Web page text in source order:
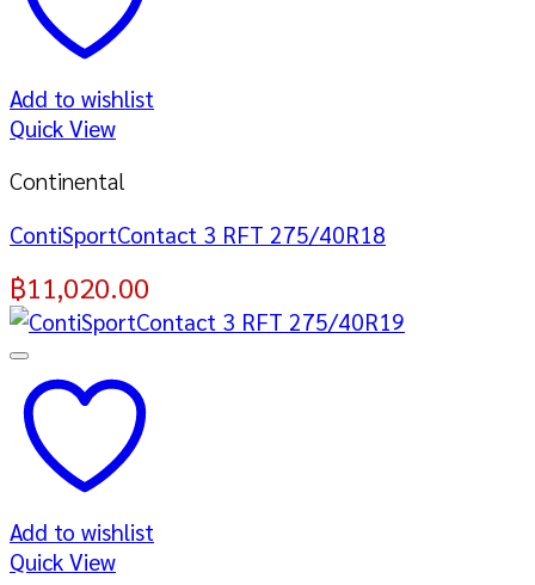
Add to wishlist
Quick View
Continental
ContiSportContact 3 RFT 275/40R18
฿11,020.00
Add to wishlist
Quick View